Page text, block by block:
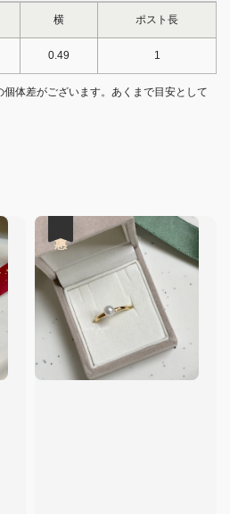
横 ポスト長
0.49 1
体差がございます。あくまで目安として